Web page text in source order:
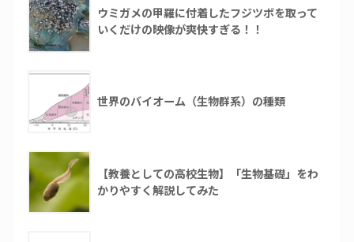
ウミガメの甲羅に付着したフジツボを取って
いくだけの映像が爽快すぎる！！
世界のバイオーム（生物群系）の種類
【教養としての高校生物】「生物基礎」をわ
かりやすく解説してみた